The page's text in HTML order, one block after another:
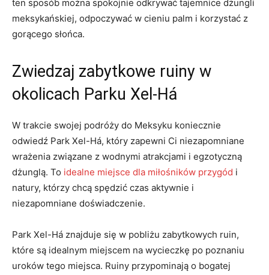
ten ⁣sposób można ⁤spokojnie odkrywać tajemnice dżungli
⁤meksykańskiej, odpoczywać w cieniu ⁤palm i korzystać z
gorącego słońca.
Zwiedzaj zabytkowe‌ ruiny w
okolicach ⁢Parku Xel-Há
W trakcie swojej ‌podróży do Meksyku koniecznie
⁣odwiedź Park Xel-Há, ⁤który zapewni‌ Ci niezapomniane
wrażenia⁤ związane z wodnymi atrakcjami‍ i egzotyczną
dżunglą. To idealne miejsce dla miłośników przygód i
natury,⁤ którzy ⁢chcą spędzić‍ czas aktywnie i
niezapomniane doświadczenie.
Park Xel-Há znajduje ⁤się w pobliżu zabytkowych ruin,
które⁢ są ⁤idealnym miejscem ‌na wycieczkę po‌ poznaniu
uroków ⁣tego miejsca.⁤ Ruiny przypominają o‍ bogatej